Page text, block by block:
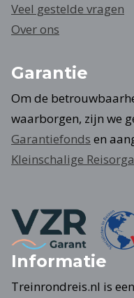
Veel gestelde vragen
Over ons
Garantie
Om de
waarborgen, zijn we
Garantiefonds en
Kleinschalige
Informatie
Treinrondreis.nl is